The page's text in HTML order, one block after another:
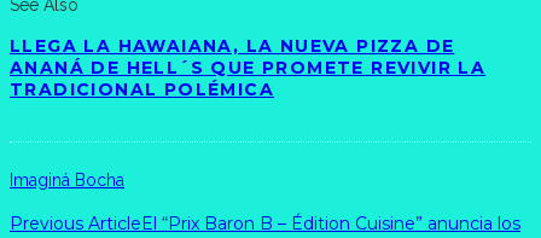
See Also
LLEGA LA HAWAIANA, LA NUEVA PIZZA DE
ANANÁ DE HELL´S QUE PROMETE REVIVIR LA
TRADICIONAL POLÉMICA
Imaginá Bocha
Previous Article El “Prix Baron B – Édition Cuisine” anuncia los